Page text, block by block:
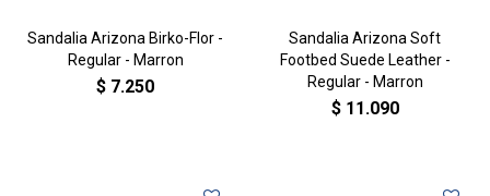
Sandalia Arizona Birko-Flor -
Regular - Marron
$ 7.250
Sandalia Arizona Soft
Footbed Suede Leather -
Regular - Marron
$ 11.090